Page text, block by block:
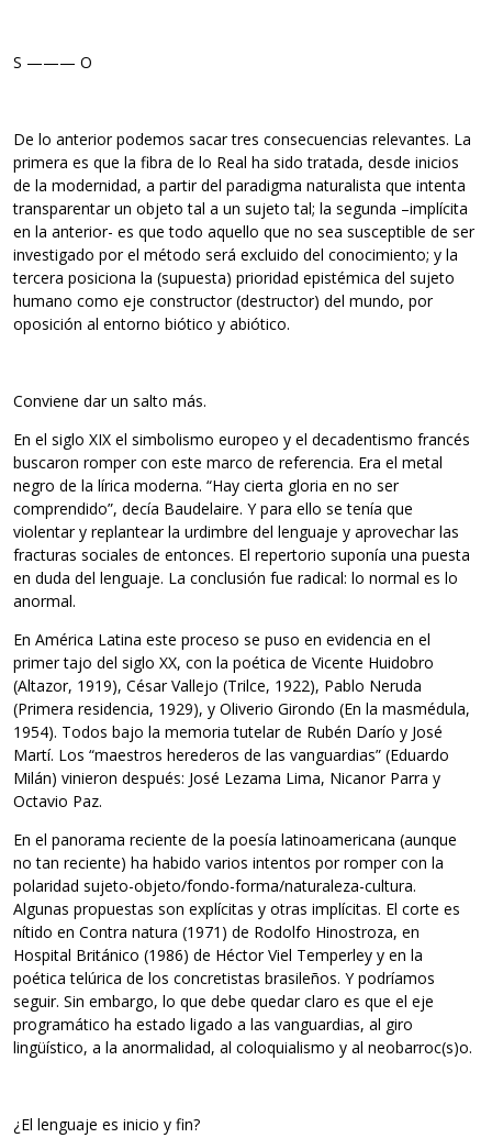
S ——— O
De lo anterior podemos sacar tres consecuencias relevantes. La
primera es que la fibra de lo Real ha sido tratada, desde inicios
de la modernidad, a partir del paradigma naturalista que intenta
transparentar un objeto tal a un sujeto tal; la segunda –implícita
en la anterior- es que todo aquello que no sea susceptible de ser
investigado por el método será excluido del conocimiento; y la
tercera posiciona la (supuesta) prioridad epistémica del sujeto
humano como eje constructor (destructor) del mundo, por
oposición al entorno biótico y abiótico.
Conviene dar un salto más.
En el siglo XIX el simbolismo europeo y el decadentismo francés
buscaron romper con este marco de referencia. Era el metal
negro de la lírica moderna. “Hay cierta gloria en no ser
comprendido”, decía Baudelaire. Y para ello se tenía que
violentar y replantear la urdimbre del lenguaje y aprovechar las
fracturas sociales de entonces. El repertorio suponía una puesta
en duda del lenguaje. La conclusión fue radical: lo normal es lo
anormal.
En América Latina este proceso se puso en evidencia en el
primer tajo del siglo XX, con la poética de Vicente Huidobro
(Altazor, 1919), César Vallejo (Trilce, 1922), Pablo Neruda
(Primera residencia, 1929), y Oliverio Girondo (En la masmédula,
1954). Todos bajo la memoria tutelar de Rubén Darío y José
Martí. Los “maestros herederos de las vanguardias” (Eduardo
Milán) vinieron después: José Lezama Lima, Nicanor Parra y
Octavio Paz.
En el panorama reciente de la poesía latinoamericana (aunque
no tan reciente) ha habido varios intentos por romper con la
polaridad sujeto-objeto/fondo-forma/naturaleza-cultura.
Algunas propuestas son explícitas y otras implícitas. El corte es
nítido en Contra natura (1971) de Rodolfo Hinostroza, en
Hospital Británico (1986) de Héctor Viel Temperley y en la
poética telúrica de los concretistas brasileños. Y podríamos
seguir. Sin embargo, lo que debe quedar claro es que el eje
programático ha estado ligado a las vanguardias, al giro
lingüístico, a la anormalidad, al coloquialismo y al neobarroc(s)o.
¿El lenguaje es inicio y fin?